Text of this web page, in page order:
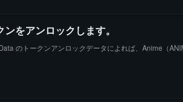
をアンロックします。
のトークンアンロックデータによれば、Anime（